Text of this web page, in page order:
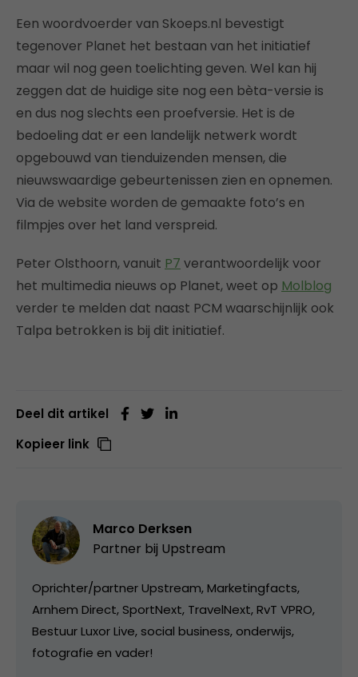
Een woordvoerder van Skoeps.nl bevestigt
tegenover Planet het bestaan van het initiatief
maar wil nog geen toelichting geven. Wel kan hij
zeggen dat de huidige site nog een bèta-versie is
en dus nog slechts een proefversie. Het is de
bedoeling dat er een landelijk netwerk wordt
opgebouwd van tienduizenden mensen, die
nieuwswaardige gebeurtenissen zien en opnemen.
Via de website worden de gemaakte foto’s en
filmpjes over het land verspreid.
Peter Olsthoorn, vanuit P7 verantwoordelijk voor
het multimedia nieuws op Planet, weet op Molblog
verder te melden dat naast PCM waarschijnlijk ook
Talpa betrokken is bij dit initiatief.
Deel dit artikel
Kopieer link
Marco Derksen
Partner bij Upstream
Oprichter/partner Upstream, Marketingfacts,
Arnhem Direct, SportNext, TravelNext, RvT VPRO,
Bestuur Luxor Live, social business, onderwijs,
fotografie en vader!